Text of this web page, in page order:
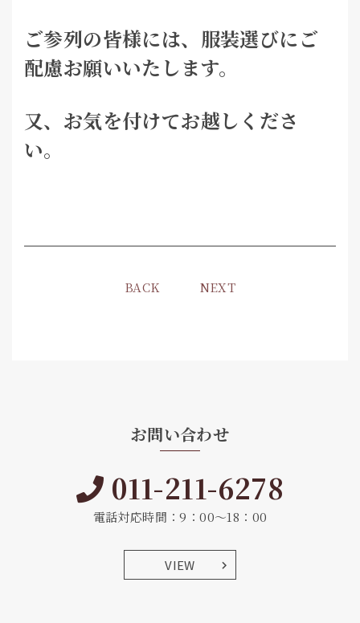
ご参列の皆様には、服装選びにご
配慮お願いいたします。
又、お気を付けてお越しくださ
い。
BACK NEXT
お問い合わせ
011-211-6278
電話対応時間：9：00～18：00
VIEW